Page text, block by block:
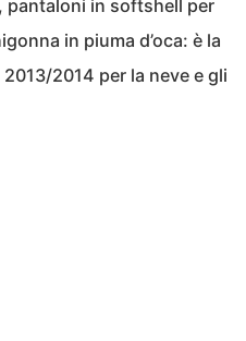
pantaloni in softshell per
in piuma d’oca: è la
2014 per la neve e gli